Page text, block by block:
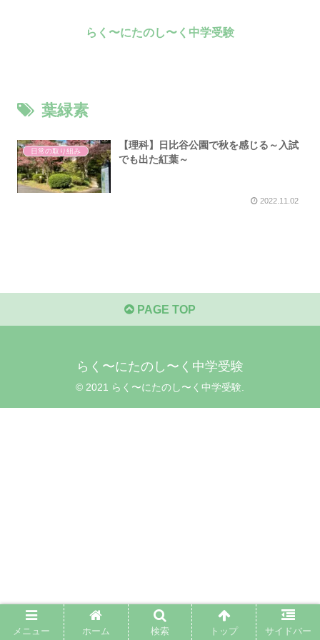
らく〜にたのし〜く中学受験
葉緑素
日常の取り組み
【理科】日比谷公園で秋を感じる～入試
でも出た紅葉～
2022.11.02
PAGE TOP
らく〜にたのし〜く中学受験
© 2021 らく〜にたのし〜く中学受験.
メニュー ホーム 検索 トップ サイドバー